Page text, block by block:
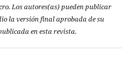
Los autores(as) pueden publicar
la versión final aprobada de su
en esta revista.